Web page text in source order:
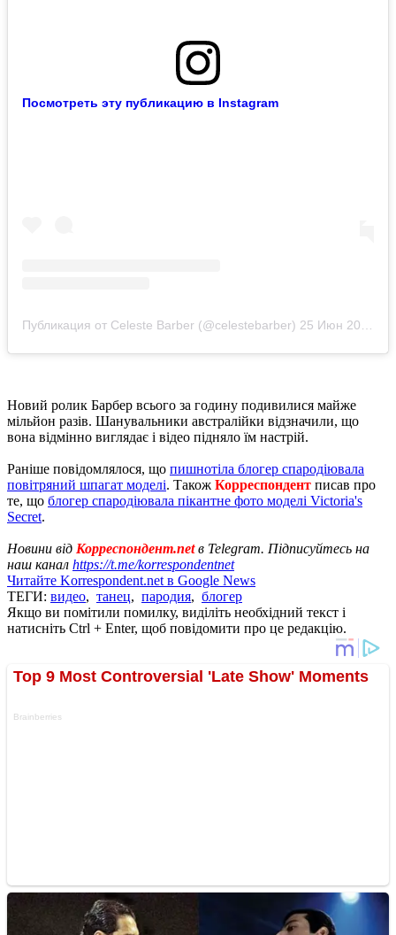
Посмотреть эту публикацию в Instagram
Публикация от Celeste Barber (@celestebarber) 25 Июн 2020 в 4:45 PDT
Новий ролик Барбер всього за годину подивилися майже
мільйон разів. Шанувальники австралійки відзначили, що
вона відмінно виглядає і відео підняло їм настрій.
Раніше повідомлялося, що пишнотіла блогер спародіювала
повітряний шпагат моделі. Також Корреспондент писав про
те, що блогер спародіювала пікантне фото моделі Victoria's
Secret.
Новини від Корреспондент.netв Telegram. Підписуйтесь на
наш канал https://t.me/korrespondentnet
Читайте Korrespondent.net в Google News
ТЕГИ: видео, танец, пародия, блогер
Якщо ви помітили помилку, виділіть необхідний текст і
натисніть Ctrl + Enter, щоб повідомити про це редакцію.